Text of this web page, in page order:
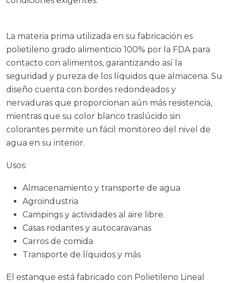
La materia prima utilizada en su fabricación es
polietileno grado alimenticio 100% por la FDA para
contacto con alimentos, garantizando así la
seguridad y pureza de los líquidos que almacena. Su
diseño cuenta con bordes redondeados y
nervaduras que proporcionan aún más resistencia,
mientras que su color blanco traslúcido sin
colorantes permite un fácil monitoreo del nivel de
agua en su interior.
Usos:
Almacenamiento y transporte de agua
Agroindustria
Campings y actividades al aire libre.
Casas rodantes y autocaravanas
Carros de comida
Transporte de líquidos y más
El estanque está fabricado con Polietileno Lineal